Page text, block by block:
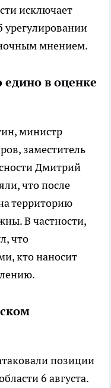
исключает
урегулировании
мнением.
едино в оценке
министр
заместитель
Дмитрий
что после
территорию
В частности,
что
кто наносит
позиции
6 августа.